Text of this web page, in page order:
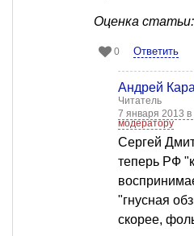
Оценка
0 Ответить
Андрей
Читатель
7 января 2013 в
модератору
Сергей
теперь РФ
"гнусная
скорее,